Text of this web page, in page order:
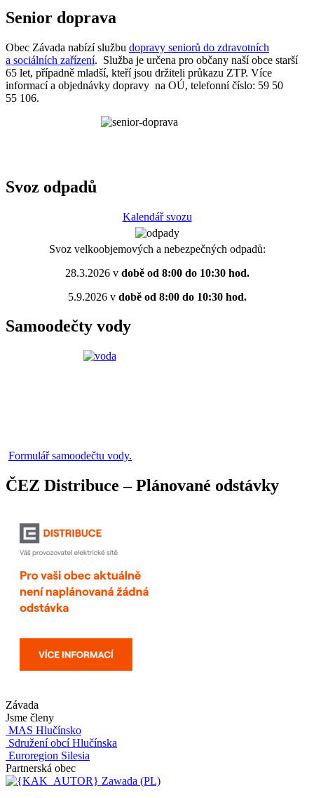
Senior doprava
Obec Závada nabízí službu dopravy seniorů do zdravotních
a sociálních zařízení. Služba je určena pro občany naší obce starší
65 let, případně mladší, kteří jsou držiteli průkazu ZTP. Více
informací a objednávky dopravy na OÚ, telefonní číslo: 59 50
55 106.
Svoz odpadů
Kalendář svozu
Svoz velkoobjemových a nebezpečných odpadů:
28.3.2026 vdobě od 8:00 do 10:30 hod.
5.9.2026 vdobě od 8:00 do 10:30 hod.
Samoodečty vody
Formulář samoodečtu vody.
ČEZ Distribuce – Plánované odstávky
Závada
Jsme členy
MAS Hlučínsko
Sdružení obcí Hlučínska
Euroregion Silesia
Partnerská obec
Zawada (PL)